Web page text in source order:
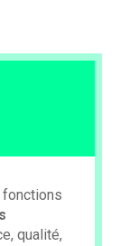
fonctions
qualité,